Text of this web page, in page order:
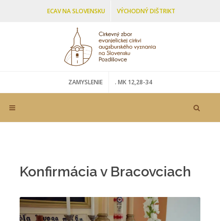
ECAV NA SLOVENSKU VÝCHODNÝ DIŠTRIKT
ŠARIŠSKO-ZEMPLÍNSKY SENIORÁT
ZAMYSLENIE . MK 12,28-34
Konfirmácia v Bracovciach